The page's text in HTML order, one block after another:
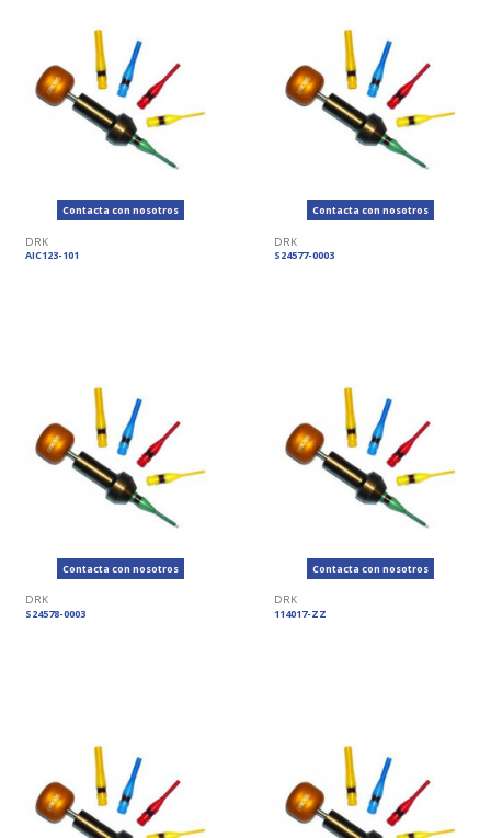
Contacta con nosotros
DRK
AIC123-101
Contacta con nosotros
DRK
S24577-0003
Contacta con nosotros
DRK
S24578-0003
Contacta con nosotros
DRK
114017-ZZ